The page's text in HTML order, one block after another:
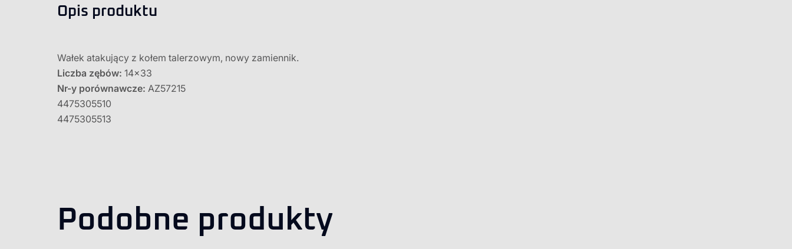
Opis produktu
Wałek atakujący z kołem talerzowym, nowy zamiennik.
Liczba zębów: 14×33
Nr-y porównawcze: AZ57215
4475305510
4475305513
Podobne produkty